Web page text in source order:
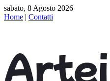
sabato, 8 Agosto 2026
Home | Contatti